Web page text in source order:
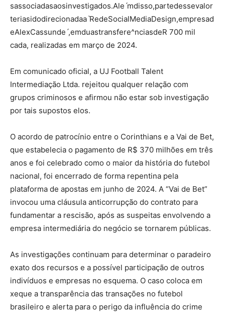
sassociadasaosinvestigados.Ale ˊmdisso,partedessevalor
teriasidodirecionadaaˋRedeSocialMediaDesign,empresad
eAlexCassunde ˊ,emduastransfere^nciasdeR 700 mil
cada, realizadas em março de 2024.
Em comunicado oficial, a UJ Football Talent
Intermediação Ltda. rejeitou qualquer relação com
grupos criminosos e afirmou não estar sob investigação
por tais supostos elos.
O acordo de patrocínio entre o Corinthians e a Vai de Bet,
que estabelecia o pagamento de R$ 370 milhões em três
anos e foi celebrado como o maior da história do futebol
nacional, foi encerrado de forma repentina pela
plataforma de apostas em junho de 2024. A “Vai de Bet”
invocou uma cláusula anticorrupção do contrato para
fundamentar a rescisão, após as suspeitas envolvendo a
empresa intermediária do negócio se tornarem públicas.
As investigações continuam para determinar o paradeiro
exato dos recursos e a possível participação de outros
indivíduos e empresas no esquema. O caso coloca em
xeque a transparência das transações no futebol
brasileiro e alerta para o perigo da influência do crime